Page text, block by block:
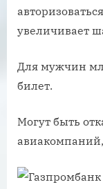
увеличивает
Для мужчин
билет.
Могут быть